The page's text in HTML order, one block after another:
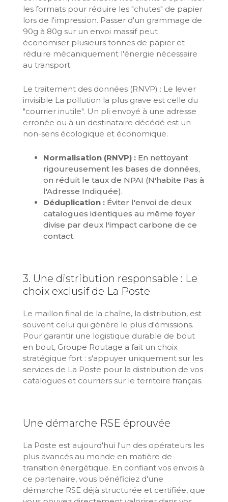
les formats pour réduire les "chutes" de papier
lors de l'impression. Passer d'un grammage de
90g à 80g sur un envoi massif peut
économiser plusieurs tonnes de papier et
réduire mécaniquement l'énergie nécessaire
au transport.
Le traitement des données (RNVP) : Le levier
invisible La pollution la plus grave est celle du
"courrier inutile". Un pli envoyé à une adresse
erronée ou à un destinataire décédé est un
non-sens écologique et économique.
Normalisation (RNVP) :En nettoyant
rigoureusement les bases de données,
on réduit le taux de NPAI (N'habite Pas à
l'Adresse Indiquée).
Déduplication :Éviter l'envoi de deux
catalogues identiques au même foyer
divise par deux l'impact carbone de ce
contact.
3. Une distribution responsable : Le
choix exclusif de La Poste
Le maillon final de la chaîne, la distribution, est
souvent celui qui génère le plus d'émissions.
Pour garantir une logistique durable de bout
en bout, Groupe Routage a fait un choix
stratégique fort : s'appuyer uniquement sur les
services de La Poste pour la distribution de vos
catalogues et courriers sur le territoire français.
Une démarche RSE éprouvée
La Poste est aujourd'hui l'un des opérateurs les
plus avancés au monde en matière de
transition énergétique. En confiant vos envois à
ce partenaire, vous bénéficiez d'une
démarche RSE déjà structurée et certifiée, que